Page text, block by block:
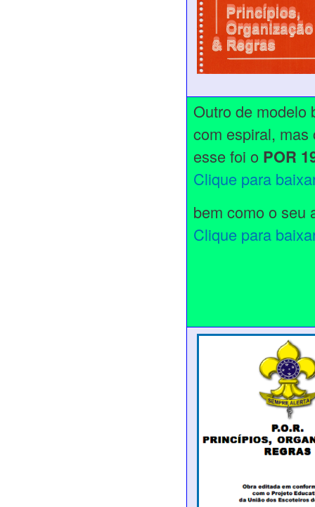
Outro de modelo
com espiral,
esse foi o POR
Clique para
bem como o seu
Clique para baixar